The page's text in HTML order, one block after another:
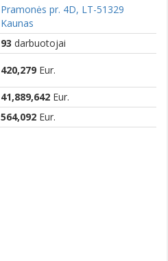
Pramonės pr. 4D, LT-51329
Kaunas
93 darbuotojai
420,279 Eur.
41,889,642 Eur.
564,092 Eur.